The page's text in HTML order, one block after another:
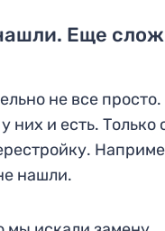
Еще
не все просто.
них и есть. Только
нашли.